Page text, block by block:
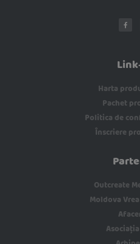
Harta
Pachet
Politica de
Înscriere
Outcreate
Moldova